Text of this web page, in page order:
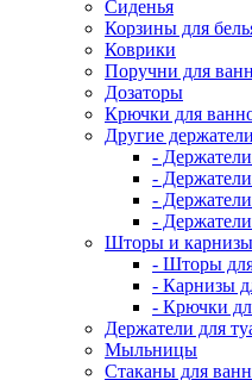
Сиденья
Корзины для
Коврики
Поручни для
Дозаторы
Крючки для
Другие держатели
-
-
-
-
Шторы и карнизы
- Шторы
- Карнизы
- Крючки
Держатели для
Мыльницы
Стаканы для